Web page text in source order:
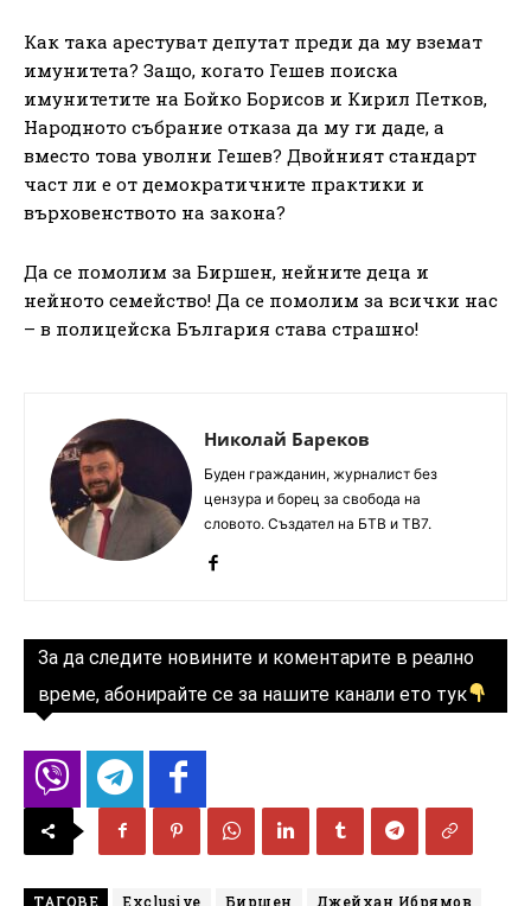
Как така арестуват депутат преди да му вземат
имунитета? Защо, когато Гешев поиска
имунитетите на Бойко Борисов и Кирил Петков,
Народното събрание отказа да му ги даде, а
вместо това уволни Гешев? Двойният стандарт
част ли е от демократичните практики и
върховенството на закона?
Да се помолим за Биршен, нейните деца и
нейното семейство! Да се помолим за всички нас
– в полицейска България става страшно!
Николай Бареков
Буден гражданин, журналист без
цензура и борец за свобода на
словото. Създател на БТВ и ТВ7.
За да следите новините и коментарите в реално
време, абонирайте се за нашите канали ето тук
ТАГОВЕ Exclusive Биршен Джейхан Ибрямов